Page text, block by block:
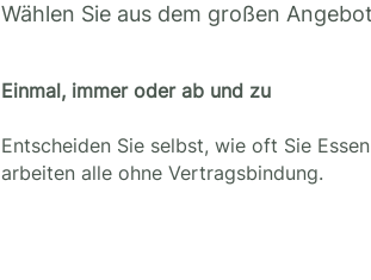
Wählen Sie aus dem großen
Einmal, immer oder ab und zu
Entscheiden Sie selbst, wie oft Sie
arbeiten alle ohne Vertragsbindung.